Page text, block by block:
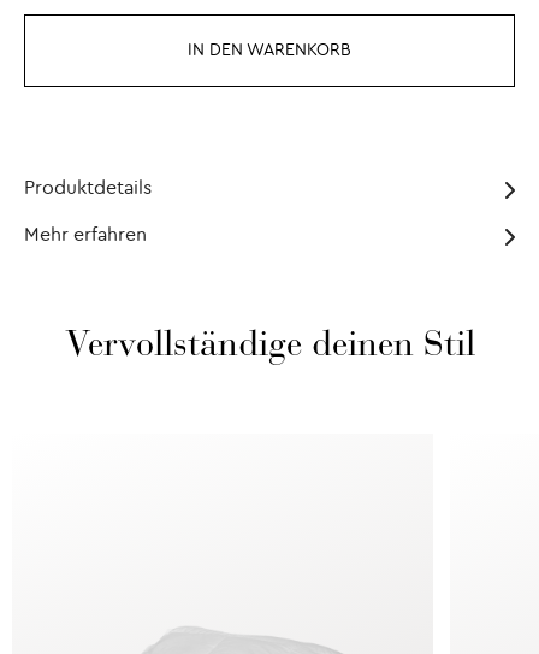
IN DEN WARENKORB
Produktdetails
Mehr erfahren
Vervollständige deinen Stil